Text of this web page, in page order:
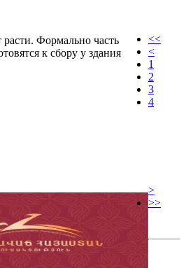
Формально часть
к сбору у здания
<<
<
1
2
3
4
>
>>